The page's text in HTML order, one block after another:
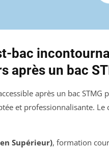
bac
après un bac
après un bac STMG
et professionnalisante. Le
Supérieur), formation